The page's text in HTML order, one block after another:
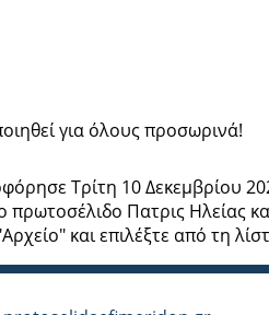
για όλους προσωρινά!
Τρίτη 10 Δεκεμβρίου
Πατρις Ηλείας
και επιλέξτε από τη